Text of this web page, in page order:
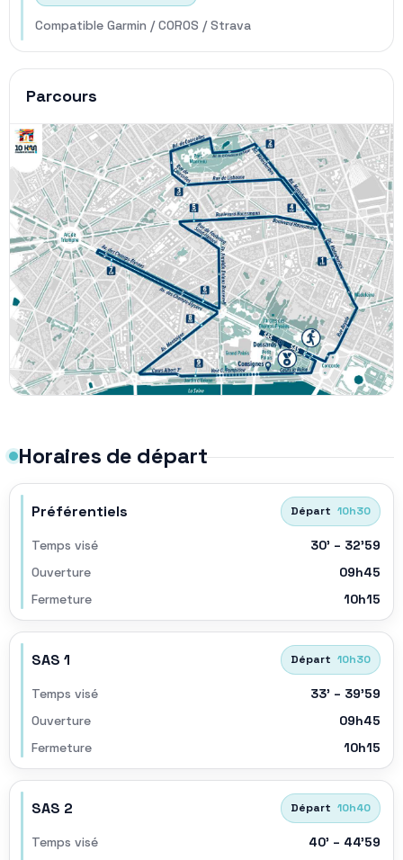
Compatible Garmin / COROS / Strava
Parcours
Horaires de départ
Préférentiels Départ 10h30
Temps visé
30’ – 32’59
Ouverture
09h45
Fermeture
10h15
SAS 1 Départ 10h30
Temps visé
33’ – 39’59
Ouverture
09h45
Fermeture
10h15
SAS 2 Départ 10h40
Temps visé
40’ – 44’59